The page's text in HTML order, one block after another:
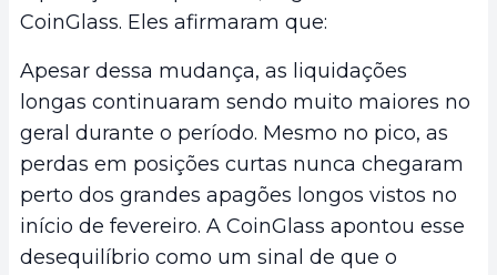
CoinGlass. Eles afirmaram que:
Apesar dessa mudança, as liquidações
longas continuaram sendo muito maiores no
geral durante o período. Mesmo no pico, as
perdas em posições curtas nunca chegaram
perto dos grandes apagões longos vistos no
início de fevereiro. A CoinGlass apontou esse
desequilíbrio como um sinal de que o